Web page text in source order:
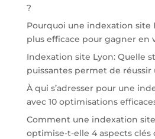
?
Pourquoi une indexation site
plus efficace pour gagner en
Indexation site Lyon: Quelle
puissantes permet de réussir
À qui s’adresser pour une
avec 10 optimisations
Comment une indexation
optimise-t-elle 4 aspects clés